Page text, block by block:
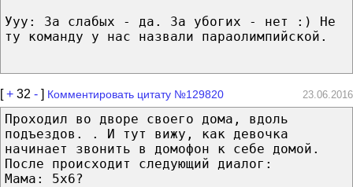
Ууу: За слабых - да. За убогих - нет :) Не
ту команду у нас назвали параолимпийской.
[+ 32 - ] Комментировать цитату №129820 23.06.2016
Проходил во дворе своего дома, вдоль
подъездов. . И тут вижу, как девочка
начинает звонить в домофон к себе домой.
После происходит следующий диалог:
Мама: 5х6?